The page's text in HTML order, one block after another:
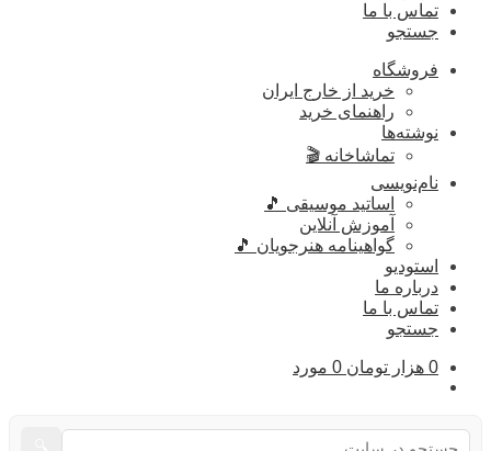
تماس با ما
جستجو
فروشگاه
خرید از خارج ایران
راهنمای خرید
نوشته‌ها
تماشاخانه 🎬
نام‌نویسی
اساتید موسیقی 🎵
آموزش آنلاین
گواهینامه هنرجویان 🎵
استودیو
درباره ما
تماس با ما
جستجو
0 هزار تومان 0 مورد